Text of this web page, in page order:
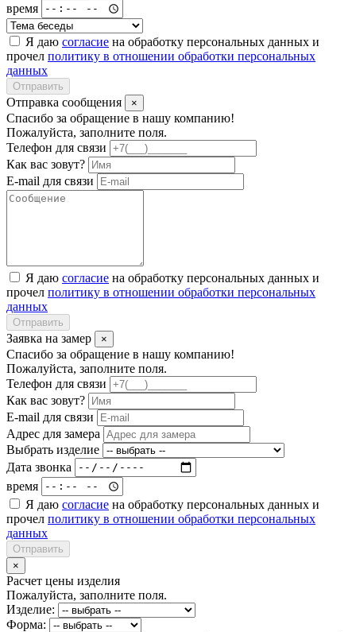
время
Я даю согласие на обработку персональных данных и
прочел политику в отношении обработки персональных
данных
Отправить
Отправка сообщения ×
Спасибо за обращение в нашу компанию!
Пожалуйста, заполните поля.
Телефон для связи
Как вас зовут?
E-mail для связи
Я даю согласие на обработку персональных данных и
прочел политику в отношении обработки персональных
данных
Отправить
Заявка на замер ×
Спасибо за обращение в нашу компанию!
Пожалуйста, заполните поля.
Телефон для связи
Как вас зовут?
E-mail для связи
Адрес для замера
Выбрать изделие
Дата звонка
время
Я даю согласие на обработку персональных данных и
прочел политику в отношении обработки персональных
данных
Отправить
×
Расчет цены изделия
Пожалуйста, заполните поля.
Изделие:
Форма: